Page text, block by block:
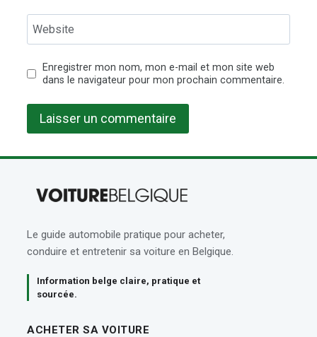
Website
Enregistrer mon nom, mon e-mail et mon site web
dans le navigateur pour mon prochain commentaire.
Le guide automobile pratique pour acheter,
conduire et entretenir sa voiture en Belgique.
Information belge claire, pratique et
sourcée.
ACHETER SA VOITURE